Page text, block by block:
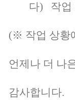
다) 작업
(※ 작업 상황
언제나 더 나
감사합니다.